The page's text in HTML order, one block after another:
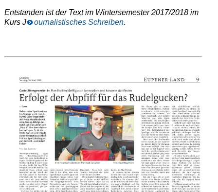
Entstanden ist der Text im Wintersemester 2017/2018 im
Kurs J
ournalistisches Schreiben.